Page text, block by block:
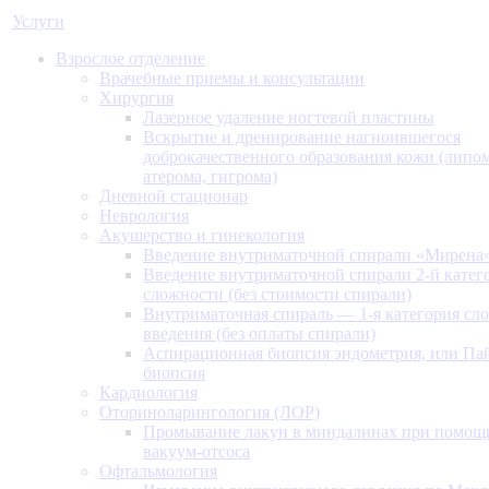
Услуги
Взрослое отделение
Врачебные приемы и консультации
Хирургия
Лазерное удаление ногтевой пластины
Вскрытие и дренирование нагноившегося
доброкачественного образования кожи
атерома, гигрома)
Дневной стационар
Неврология
Акушерство и гинекология
Введение внутриматочной спирали
Введение внутриматочной спирали 2-й
сложности (без стоимости спирали)
Внутриматочная спираль — 1-я категория
введения (без оплаты спирали)
Аспирационная биопсия эндометрия, или
биопсия
Кардиология
Оториноларингология (ЛОР)
Промывание лакун в миндалинах при
вакуум-отсоса
Офтальмология